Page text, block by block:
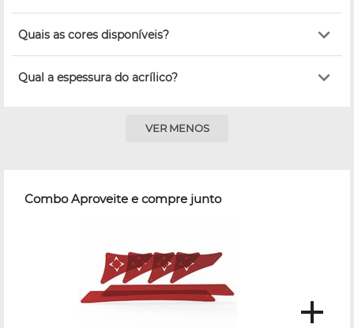
Quais as cores disponíveis?
Qual a espessura do acrílico?
VER MENOS
Combo Aproveite e compre junto